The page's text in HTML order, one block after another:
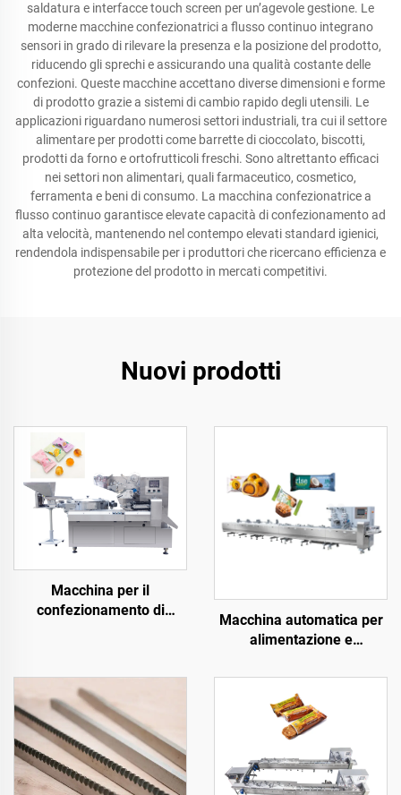
saldatura e interfacce touch screen per un’agevole gestione. Le
moderne macchine confezionatrici a flusso continuo integrano
sensori in grado di rilevare la presenza e la posizione del prodotto,
riducendo gli sprechi e assicurando una qualità costante delle
confezioni. Queste macchine accettano diverse dimensioni e forme
di prodotto grazie a sistemi di cambio rapido degli utensili. Le
applicazioni riguardano numerosi settori industriali, tra cui il settore
alimentare per prodotti come barrette di cioccolato, biscotti,
prodotti da forno e ortofrutticoli freschi. Sono altrettanto efficaci
nei settori non alimentari, quali farmaceutico, cosmetico,
ferramenta e beni di consumo. La macchina confezionatrice a
flusso continuo garantisce elevate capacità di confezionamento ad
alta velocità, mantenendo nel contempo elevati standard igienici,
rendendola indispensabile per i produttori che ricercano efficienza e
protezione del prodotto in mercati competitivi.
Nuovi prodotti
Macchina per il
confezionamento di
Macchina automatica per
alimentazione e
Macchina ad alta velocità
per imballaggio di barrette
di cioccolato a forma di
cuscino